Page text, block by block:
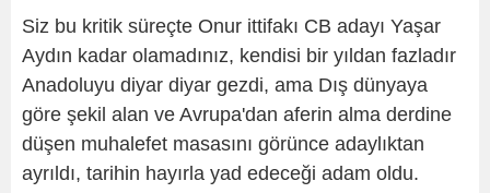
Siz bu kritik süreçte Onur ittifakı CB adayı Yaşar
Aydın kadar olamadınız, kendisi bir yıldan fazladır
Anadoluyu diyar diyar gezdi, ama Dış dünyaya
göre şekil alan ve Avrupa'dan aferin alma derdine
düşen muhalefet masasını görünce adaylıktan
ayrıldı, tarihin hayırla yad edeceği adam oldu.